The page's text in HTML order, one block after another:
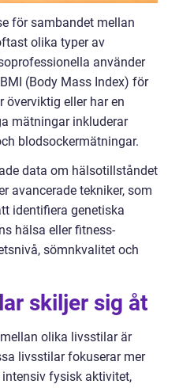
för sambandet mellan
olika typer av
använder
(Body Mass Index) för
överviktig eller har en
mätningar inkluderar
blodsockermätningar.
data om hälsotillståndet
avancerade tekniker, som
identifiera genetiska
hälsa eller fitness-
sömnkvalitet och
skiljer sig åt
olika livsstilar är
livsstilar fokuserar mer
fysisk aktivitet,